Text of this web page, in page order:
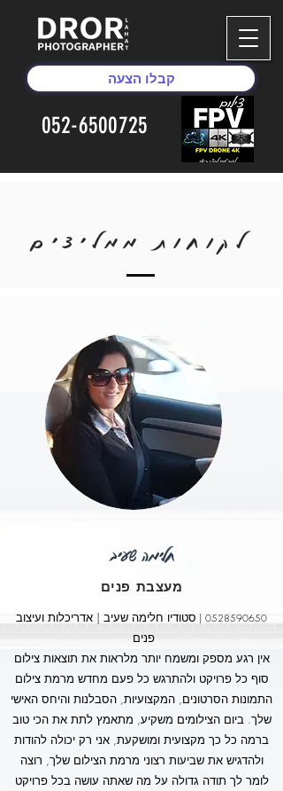
קבלו הצעה
052-6500725
לקוחות ממליצים
חלימה שעיב
מעצבת פנים
0528590650
| סטודיו חלימה שעיב | אדריכלות ועיצוב
פנים
אין רגע מספק ומשמח יותר מלראות את תוצאות צילום
סוף כל פרויקט ולהתרגש כל פעם מחדש מרמת צילום
התמונות הסרטונים, המקצועיות, הסבלנות והיחס האישי
שלך. ביום הצילומים משקיע, מתאמץ לתת את הכי טוב
ברמה כל כך מקצועית ומושקעת, אני רק יכולה להודות
ולהדגיש את שביעות רצוני מרמת הצילום שלך, רוצה
לומר לך תודה גדולה על מה שאתה עושה בכל פרויקט